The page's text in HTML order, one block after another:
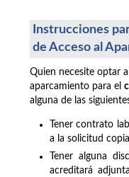
Instrucciones
de Acceso al
Quien necesite optar
aparcamiento para el
alguna de las
Tener contrato
a la solicitud
Tener alguna
acreditará